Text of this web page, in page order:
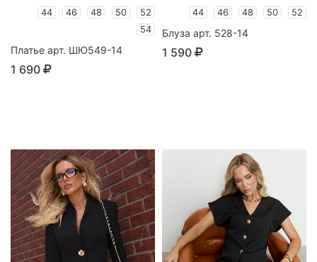
44 46 48 50
52
54
Платье арт. ШЮ549-14
1 690
44 46 48 50 52
Блуза арт. 528-14
1 590